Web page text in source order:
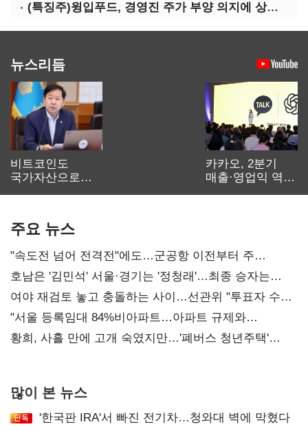
(특징주)윙입푸드, 경영진 주가 부양 의지에 상한가
뉴스리듬
비트코인도
국가자산으로…'
카카오, 2분기
매출·영업익 역대
주요 뉴스
"속도전 넘어 전격전"에도…군공항 이전부터 주
52시간까지 '뇌관'
호남은 '김민석' 서울·경기는 '정청래'…최종 승자는
'안갯속'
여야 재검토 놓고 충돌하는 사이…선관위 "투표자 수
오차 당연"
"서울 등록임대 84%비아파트…아파트 규제와
달리해야"
황희, 사흘 만에 고개 숙였지만…'폐버스 청년주택'
많이 본 뉴스
'한국판 IRA'서 빠진 전기차…청와대 벽에 막혔다